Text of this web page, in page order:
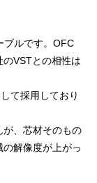
ブルです。OFC
VSTとの相性は
て採用しており
が、芯材そのもの
解像度が上がっ